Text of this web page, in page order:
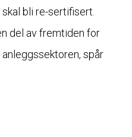
bli re-sertifisert.
del av fremtiden for
spår